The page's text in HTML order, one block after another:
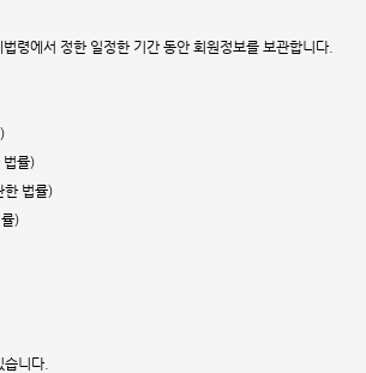
령에서 정한 일정한 기간 동안 회원정보를 보관합니다.
법률)
한 법률)
)
니다.